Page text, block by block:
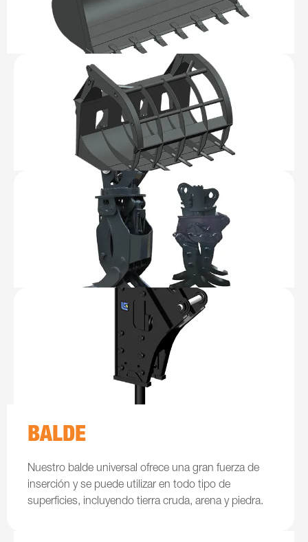
BALDE
Nuestro balde universal ofrece una gran fuerza de
inserción y se puede utilizar en todo tipo de
superficies, incluyendo tierra cruda, arena y piedra.